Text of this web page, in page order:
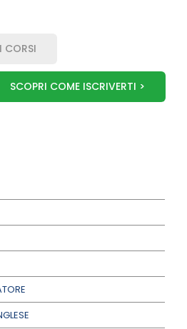
CORSI
SCOPRI COME ISCRIVERTI >